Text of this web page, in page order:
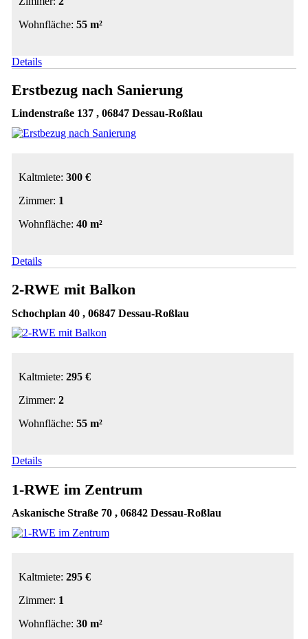
Wohnfläche: 55 m²
Details
Erstbezug nach Sanierung
Lindenstraße 137 , 06847 Dessau-Roßlau
Kaltmiete: 300 €
Zimmer: 1
Wohnfläche: 40 m²
Details
2-RWE mit Balkon
Schochplan 40 , 06847 Dessau-Roßlau
Kaltmiete: 295 €
Zimmer: 2
Wohnfläche: 55 m²
Details
1-RWE im Zentrum
Askanische Straße 70 , 06842 Dessau-Roßlau
Kaltmiete: 295 €
Zimmer: 1
Wohnfläche: 30 m²